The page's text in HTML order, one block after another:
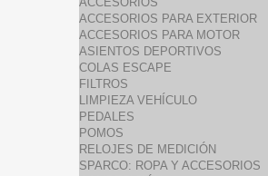
ACCESORIOS PARA EXTERIOR
ACCESORIOS PARA MOTOR
ASIENTOS DEPORTIVOS
COLAS ESCAPE
FILTROS
LIMPIEZA VEHÍCULO
PEDALES
POMOS
RELOJES DE MEDICIÓN
SPARCO: ROPA Y ACCESORIOS